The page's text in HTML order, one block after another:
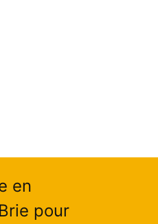
en
pour